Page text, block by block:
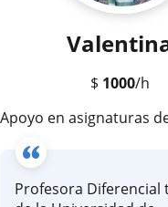
$ 1000/h
Apoyo en asignaturas de Matematicas, lenguaje e ingles
Profesora Diferencial